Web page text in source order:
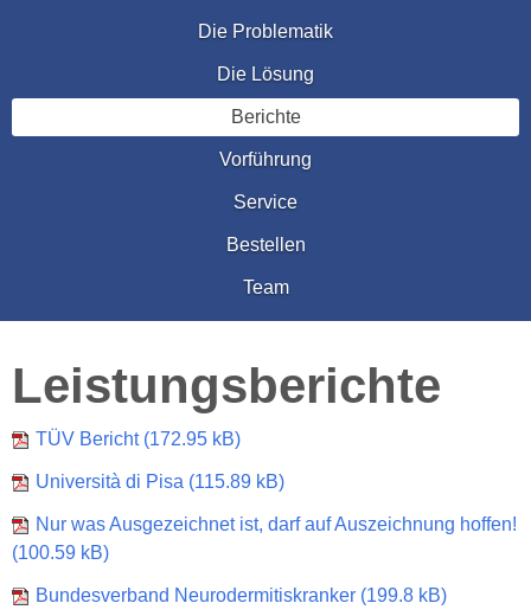
Die Problematik
Die Lösung
Berichte
Vorführung
Service
Bestellen
Team
Leistungsberichte
TÜV Bericht (172.95 kB)
Università di Pisa (115.89 kB)
Nur was Ausgezeichnet ist, darf auf Auszeichnung hoffen!
(100.59 kB)
Bundesverband Neurodermitiskranker (199.8 kB)